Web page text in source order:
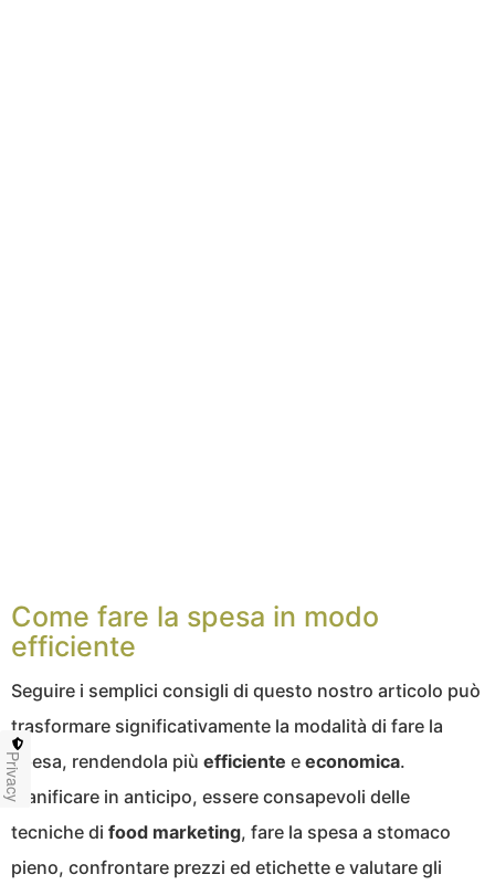
Come fare la spesa in modo
efficiente
Seguire i semplici consigli di questo nostro articolo può
trasformare significativamente la modalità di fare la
spesa, rendendola più efficiente e economica.
Pianificare in anticipo, essere consapevoli delle
tecniche di food marketing, fare la spesa a stomaco
pieno, confrontare prezzi ed etichette e valutare gli
Privacy